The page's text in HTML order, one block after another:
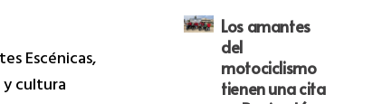
Escénicas,
cultura
Los amantes
del
motociclismo
tienen una cita